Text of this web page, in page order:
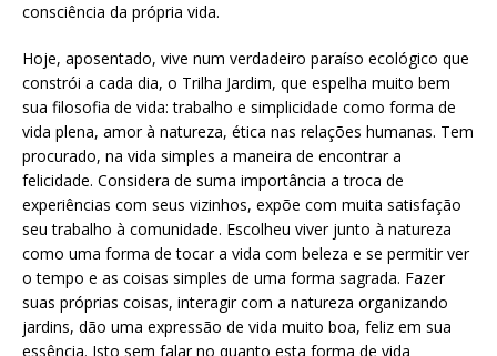
consciência da própria vida.
Hoje, aposentado, vive num verdadeiro paraíso ecológico que
constrói a cada dia, o Trilha Jardim, que espelha muito bem
sua filosofia de vida: trabalho e simplicidade como forma de
vida plena, amor à natureza, ética nas relações humanas. Tem
procurado, na vida simples a maneira de encontrar a
felicidade. Considera de suma importância a troca de
experiências com seus vizinhos, expõe com muita satisfação
seu trabalho à comunidade. Escolheu viver junto à natureza
como uma forma de tocar a vida com beleza e se permitir ver
o tempo e as coisas simples de uma forma sagrada. Fazer
suas próprias coisas, interagir com a natureza organizando
jardins, dão uma expressão de vida muito boa, feliz em sua
essência. Isto sem falar no quanto esta forma de vida